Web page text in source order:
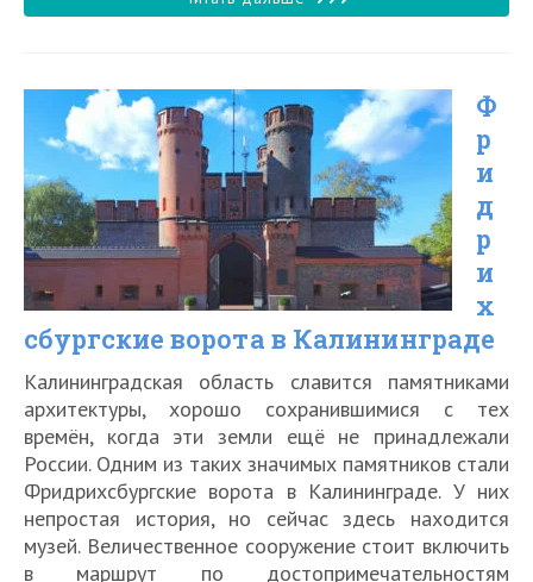
Калининграде
Ф
р
и
д
р
и
х
сбургские ворота в Калининграде
Калининградская область славится памятниками
архитектуры, хорошо сохранившимися с тех
времён, когда эти земли ещё не принадлежали
России. Одним из таких значимых памятников стали
Фридрихсбургские ворота в Калининграде. У них
непростая история, но сейчас здесь находится
музей. Величественное сооружение стоит включить
в маршрут по достопримечательностям